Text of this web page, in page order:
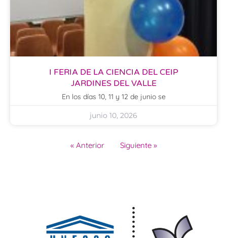
I FERIA DE LA CIENCIA DEL CEIP
JARDINES DEL VALLE
En los días 10, 11 y 12 de junio se
junio 10, 2026
« Anterior Siguiente »